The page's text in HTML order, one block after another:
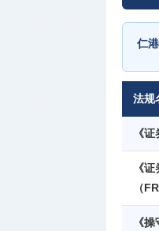
仁
法规
《
《
（
《